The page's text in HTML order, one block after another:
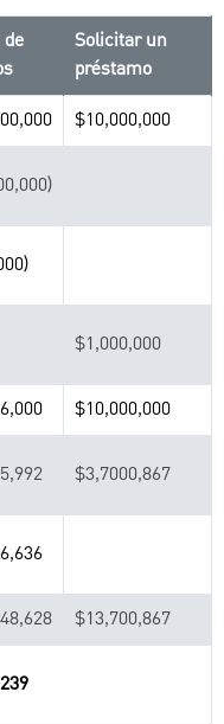
Solicitar un
préstamo
$10,000,000
$1,000,000
$10,000,000
$3,7000,867
$13,700,867